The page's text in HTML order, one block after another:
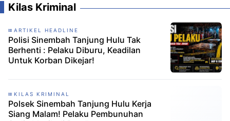
Kilas Kriminal
ARTIKEL HEADLINE
Polisi Sinembah Tanjung Hulu Tak
Berhenti : Pelaku Diburu, Keadilan
Untuk Korban Dikejar!
KILAS KRIMINAL
Polsek Sinembah Tanjung Hulu Kerja
Siang Malam! Pelaku Pembunuhan